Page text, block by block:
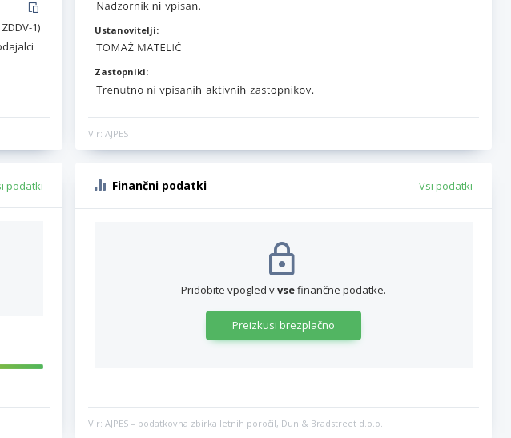
1) Ustanovitelji:
Zastopniki:
Vir: AJPES
podatki Finančni podatki Vsi podatki
Pridobite vpogled vvsefinančne podatke.
Preizkusi brezplačno
Vir: AJPES – podatkovna zbirka letnih poročil, Dun & Bradstreet d.o.o.